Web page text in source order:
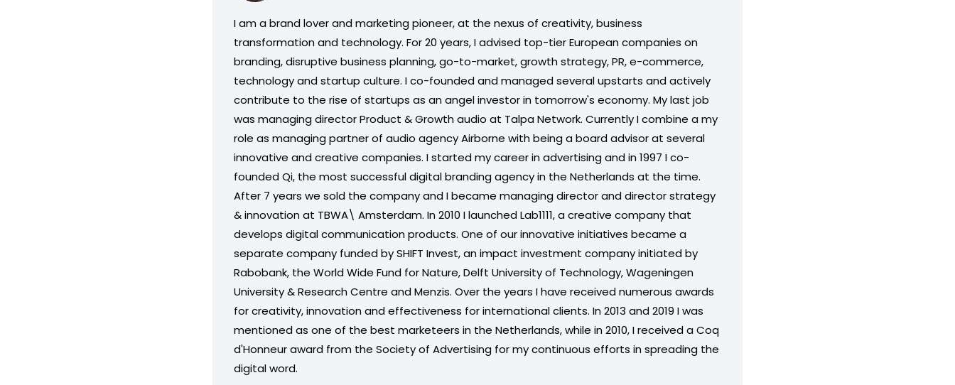
I am a brand lover and marketing pioneer, at the nexus of creativity, business
transformation and technology. For 20 years, I advised top-tier European companies on
branding, disruptive business planning, go-to-market, growth strategy, PR, e-commerce,
technology and startup culture. I co-founded and managed several upstarts and actively
contribute to the rise of startups as an angel investor in tomorrow's economy. My last job
was managing director Product & Growth audio at Talpa Network. Currently I combine a my
role as managing partner of audio agency Airborne with being a board advisor at several
innovative and creative companies. I started my career in advertising and in 1997 I co-
founded Qi, the most successful digital branding agency in the Netherlands at the time.
After 7 years we sold the company and I became managing director and director strategy
& innovation at TBWA\​ Amsterdam. In 2010 I launched Lab1111, a creative company that
develops digital communication products. One of our innovative initiatives became a
separate company funded by SHIFT Invest, an impact investment company initiated by
Rabobank, the World Wide Fund for Nature, Delft University of Technology, Wageningen
University & Research Centre and Menzis. Over the years I have received numerous awards
for creativity, innovation and effectiveness for international clients. In 2013 and 2019 I was
mentioned as one of the best marketeers in the Netherlands, while in 2010, I received a Coq
d'Honneur award from the Society of Advertising for my continuous efforts in spreading the
digital word.